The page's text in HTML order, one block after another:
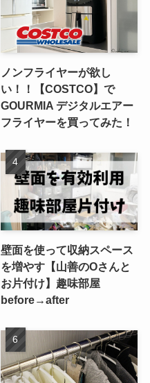
ノンフライヤーが欲し
い！！【COSTCO】で
GOURMIA デジタルエアー
フライヤーを買ってみた！
壁面を使って収納スペース
を増やす【山善のOさんと
お片付け】趣味部屋
before→after